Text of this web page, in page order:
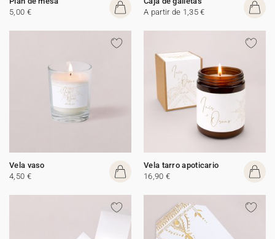
5,00 €
A partir de 1,35 €
Vela vaso
4,50 €
Vela tarro apoticario
16,90 €